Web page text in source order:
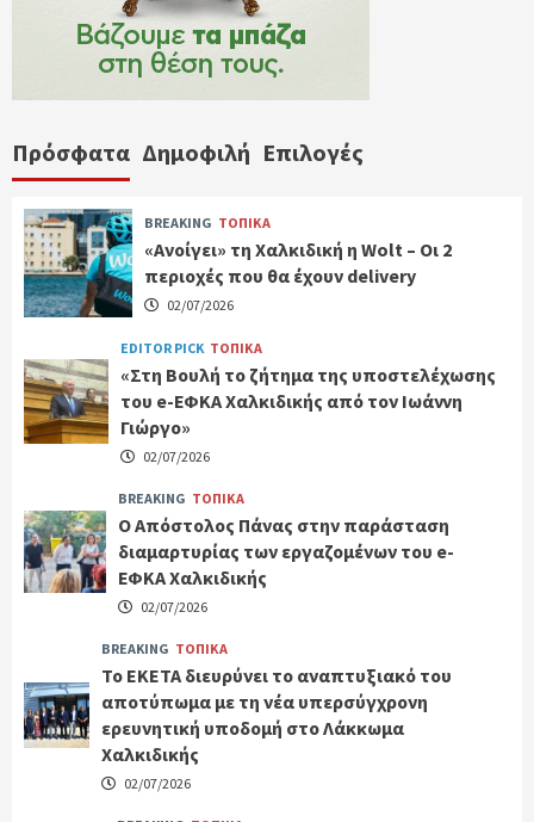
Πρόσφατα Δημοφιλή Επιλογές
BREAKING ΤΟΠΙΚΑ
«Ανοίγει» τη Χαλκιδική η Wolt – Οι 2
περιοχές που θα έχουν delivery
02/07/2026
EDITOR PICK ΤΟΠΙΚΑ
«Στη Βουλή το ζήτημα της υποστελέχωσης
του e-ΕΦΚΑ Χαλκιδικής από τον Ιωάννη
Γιώργο»
02/07/2026
BREAKING ΤΟΠΙΚΑ
Ο Απόστολος Πάνας στην παράσταση
διαμαρτυρίας των εργαζομένων του e-
ΕΦΚΑ Χαλκιδικής
02/07/2026
BREAKING ΤΟΠΙΚΑ
Το ΕΚΕΤΑ διευρύνει το αναπτυξιακό του
αποτύπωμα με τη νέα υπερσύγχρονη
ερευνητική υποδομή στο Λάκκωμα
Χαλκιδικής
02/07/2026